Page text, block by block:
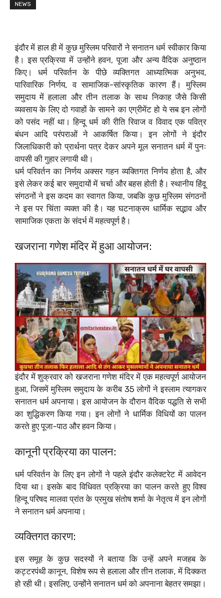
NEWS
इंदौर में हाल ही में कुछ मुस्लिम परिवारों ने सनातन धर्म स्वीकार किया
है। इस प्रक्रिया में उन्होंने हवन, पूजा और अन्य वैदिक अनुष्ठान
किए। धर्म परिवर्तन के पीछे व्यक्तिगत आध्यात्मिक अनुभव,
पारिवारिक निर्णय, व सामाजिक-सांस्कृतिक कारण हैं। मुस्लिम
समुदाय में हलाला और तीन तलाक के साथ निकाह जैसे किसी
व्यवसाय के लिए दो गवाहों के सामने का एग्रीमेंट हो ये सब इन लोगों
को पसंद नहीं था। हिन्दू धर्म की रीति रिवाज व विवाद एक पवित्र
बंधन आदि परंपराओं ने आकर्षित किया। इन लोगों ने इंदौर
जिलाधिकारी को प्रार्थना पत्र देकर अपने मूल सनातन धर्म में पुनः
वापसी की गुहार लगायी थी।
धर्म परिवर्तन का निर्णय अक्सर गहन व्यक्तिगत निर्णय होता है, और
इसे लेकर कई बार समुदायों में चर्चा और बहस होती है। स्थानीय हिंदू
संगठनों ने इस कदम का स्वागत किया, जबकि कुछ मुस्लिम संगठनों
ने इस पर चिंता व्यक्त की है। यह घटनाक्रम धार्मिक सद्भाव और
सामाजिक एकता के संदर्भ में महत्वपूर्ण है।
खजराना गणेश मंदिर में हुआ आयोजन:
इंदौर में शुक्रवार को खजराना गणेश मंदिर में एक महत्वपूर्ण आयोजन
हुआ, जिसमें मुस्लिम समुदाय के करीब 35 लोगों ने इस्लाम त्यागकर
सनातन धर्म अपनाया। इस आयोजन के दौरान वैदिक पद्धति से सभी
का शुद्धिकरण किया गया। इन लोगों ने धार्मिक विधियों का पालन
करते हुए पूजा-पाठ और हवन किया।
कानूनी प्रक्रिया का पालन:
धर्म परिवर्तन के लिए इन लोगों ने पहले इंदौर कलेक्टरेट में आवेदन
दिया था। इसके बाद विधिवत प्रक्रिया का पालन करते हुए विश्व
हिन्दू परिषद मालवा प्रांत के प्रमुख संतोष शर्मा के नेतृत्व में इन लोगों
ने सनातन धर्म अपनाया।
व्यक्तिगत कारण:
इस समूह के कुछ सदस्यों ने बताया कि उन्हें अपने मजहब के
कट्टरपंथी कानून, विशेष रूप से हलाला और तीन तलाक, में दिक्कत
हो रही थी। इसलिए, उन्होंने सनातन धर्म को अपनाना बेहतर समझा।